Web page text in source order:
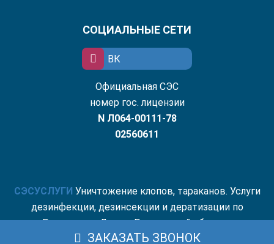
СОЦИАЛЬНЫЕ СЕТИ
ВК
Официальная СЭС
номер гос. лицензии
N Л064-00111-78
02560611
СЭСУСЛУГИ Уничтожение клопов, тараканов. Услуги
дезинфекции, дезинсекции и дератизации по
Ростову-на-Дону и Ростовской области.
ЗАКАЗАТЬ ЗВОНОК